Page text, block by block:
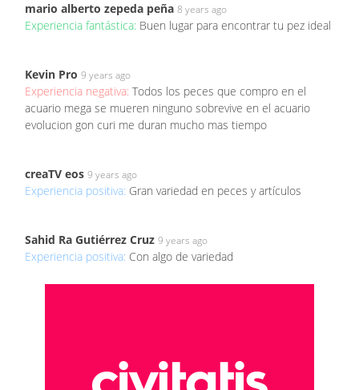
mario alberto zepeda peña 8 years ago
Experiencia fantástica: Buen lugar para encontrar tu pez ideal
Kevin Pro 9 years ago
Experiencia negativa: Todos los peces que compro en el
acuario mega se mueren ninguno sobrevive en el acuario
evolucion gon curi me duran mucho mas tiempo
creaTV eos 9 years ago
Experiencia positiva: Gran variedad en peces y artículos
Sahid Ra Gutiérrez Cruz 9 years ago
Experiencia positiva: Con algo de variedad